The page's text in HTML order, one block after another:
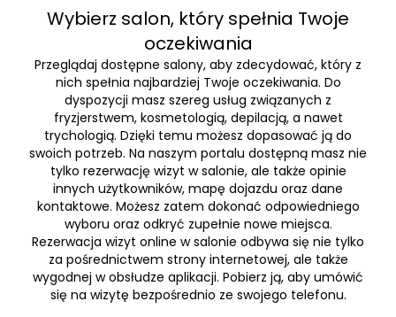
Wybierz salon, który spełnia Twoje
oczekiwania
Przeglądaj dostępne salony, aby zdecydować, który z
nich spełnia najbardziej Twoje oczekiwania. Do
dyspozycji masz szereg usług związanych z
fryzjerstwem, kosmetologią, depilacją, a nawet
trychologią. Dzięki temu możesz dopasować ją do
swoich potrzeb. Na naszym portalu dostępną masz nie
tylko rezerwację wizyt w salonie, ale także opinie
innych użytkowników, mapę dojazdu oraz dane
kontaktowe. Możesz zatem dokonać odpowiedniego
wyboru oraz odkryć zupełnie nowe miejsca.
Rezerwacja wizyt online w salonie odbywa się nie tylko
za pośrednictwem strony internetowej, ale także
wygodnej w obsłudze aplikacji. Pobierz ją, aby umówić
się na wizytę bezpośrednio ze swojego telefonu.